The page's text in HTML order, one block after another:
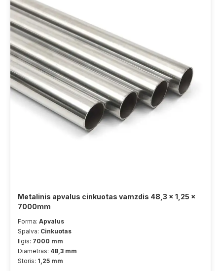
Metalinis apvalus cinkuotas vamzdis 48,3 x 1,25 x
7000mm
Forma: Apvalus
Spalva: Cinkuotas
Ilgis: 7000 mm
Diametras: 48,3 mm
Storis: 1,25 mm